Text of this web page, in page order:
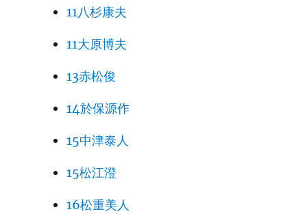
11八杉康夫
11大原博夫
13赤松俊
14於保源作
15中津泰人
15松江澄
16松重美人